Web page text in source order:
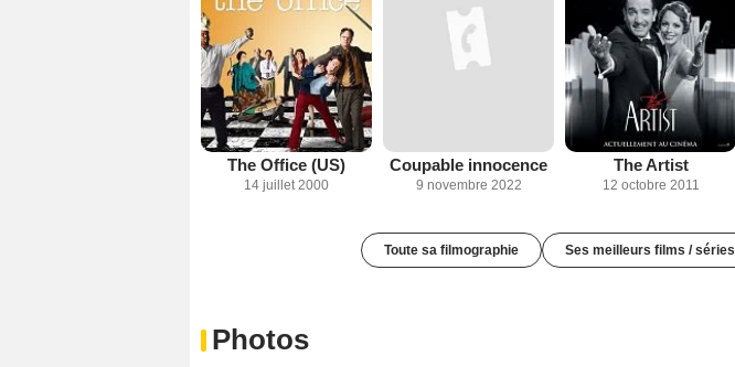
The Office (US)
14 juillet 2000
Coupable innocence
9 novembre 2022
The Artist
12 octobre 2011
Toute sa filmographie Ses meilleurs films / séries
Photos